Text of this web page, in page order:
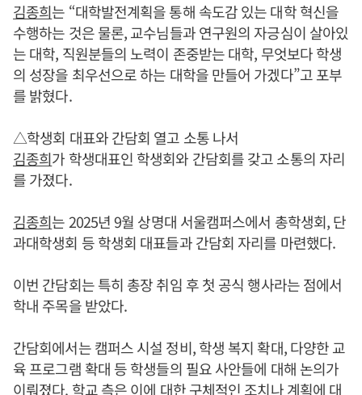
김종희는 “대학발전계획을 통해 속도감 있는 대학 혁신을
수행하는 것은 물론, 교수님들과 연구원의 자긍심이 살아있
는 대학, 직원분들의 노력이 존중받는 대학, 무엇보다 학생
의 성장을 최우선으로 하는 대학을 만들어 가겠다”고 포부
를 밝혔다.
△학생회 대표와 간담회 열고 소통 나서
김종희가 학생대표인 학생회와 간담회를 갖고 소통의 자리
를 가졌다.
김종희는 2025년 9월 상명대 서울캠퍼스에서 총학생회, 단
과대학생회 등 학생회 대표들과 간담회 자리를 마련했다.
이번 간담회는 특히 총장 취임 후 첫 공식 행사라는 점에서
학내 주목을 받았다.
간담회에서는 캠퍼스 시설 정비, 학생 복지 확대, 다양한 교
육 프로그램 확대 등 학생들의 필요 사안들에 대해 논의가
이뤄졌다. 학교 측은 이에 대한 구체적인 조치나 계획에 대